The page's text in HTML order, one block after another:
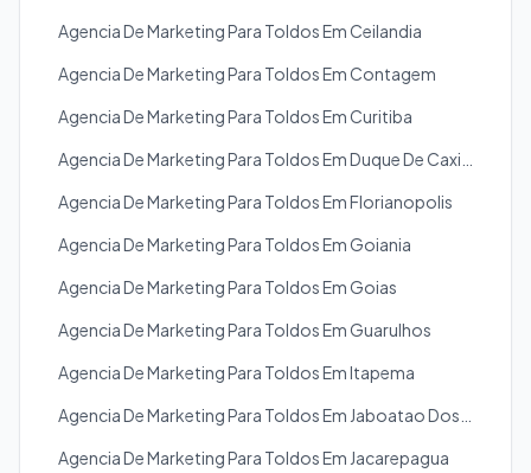
Agencia De Marketing Para Toldos Em Ceilandia
Agencia De Marketing Para Toldos Em Contagem
Agencia De Marketing Para Toldos Em Curitiba
Agencia De Marketing Para Toldos Em Florianopolis
Agencia De Marketing Para Toldos Em Goiania
Agencia De Marketing Para Toldos Em Goias
Agencia De Marketing Para Toldos Em Guarulhos
Agencia De Marketing Para Toldos Em Itapema
Agencia De Marketing Para Toldos Em Jacarepagua